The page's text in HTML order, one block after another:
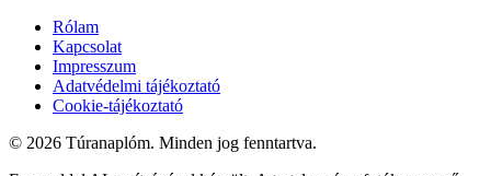
Rólam
Kapcsolat
Impresszum
Adatvédelmi tájékoztató
Cookie-tájékoztató
© 2026 Túranaplóm. Minden jog fenntartva.